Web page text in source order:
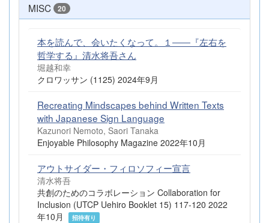
MISC 20
本を読んで、会いたくなって。１――『左右を
哲学する』清水将吾さん
堀越和幸
クロワッサン (1125) 2024年9月
Recreating Mindscapes behind Written Texts
with Japanese Sign Language
Kazunori Nemoto, Saori Tanaka
Enjoyable Philosophy Magazine 2022年10月
アウトサイダー・フィロソフィー宣言
清水将吾
共創のためのコラボレーション Collaboration for
Inclusion (UTCP Uehiro Booklet 15) 117-120 2022
年10月
招待有り